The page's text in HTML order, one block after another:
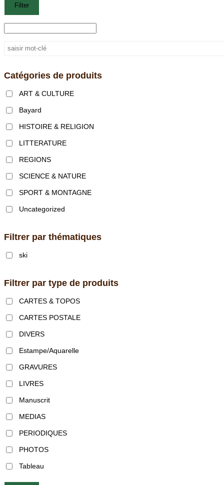
Filter
Catégories de produits
ART & CULTURE
Bayard
HISTOIRE & RELIGION
LITTERATURE
REGIONS
SCIENCE & NATURE
SPORT & MONTAGNE
Uncategorized
Filtrer par thématiques
ski
Filtrer par type de produits
CARTES & TOPOS
CARTES POSTALE
DIVERS
Estampe/Aquarelle
GRAVURES
LIVRES
Manuscrit
MEDIAS
PERIODIQUES
PHOTOS
Tableau